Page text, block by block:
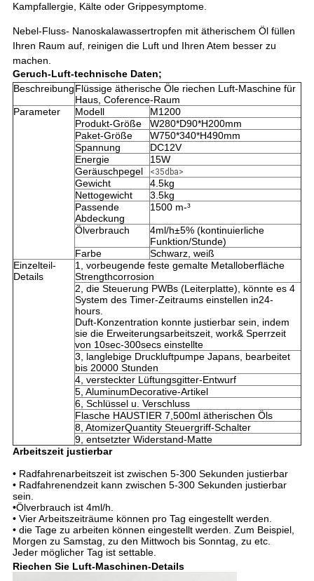
Kampfallergie, Kälte oder Grippesymptome.
Nebel-Fluss- Nanoskalawassertropfen mit ätherischem Öl füllen
Ihren Raum auf, reinigen die Luft und Ihren Atem besser zu
machen.
Geruch-Luft-technische Daten;
BeschreibungFlüssige ätherische Öle riechen Luft-Maschine für
Haus, Coference-Raum
Parameter
Modell
M1200
Produkt-Größe
W280*D90*H200mm
Paket-Größe
W750*340*H490mm
Spannung
DC12V
Energie
15W
Geräuschpegel
<35dba>
Gewicht
4.5kg
Nettogewicht
3.5kg
Passende
Abdeckung
1500 m-³
Ölverbrauch
4ml/h±5% (kontinuierliche
Funktion/Stunde)
Farbe
Schwarz, weiß
Einzelteil-
Details
1, vorbeugende feste gemalte Metalloberfläche
Strengthcorrosion
2, die Steuerung PWBs (Leiterplatte), könnte es 4
System des Timer-Zeitraums einstellen in24-
hours.
Duft-Konzentration konnte justierbar sein, indem
sie die Erweiterungsarbeitszeit, work& Sperrzeit
von 10sec-300secs einstellte
3, langlebige Druckluftpumpe Japans, bearbeitet
bis 20000 Stunden
4, versteckter Lüftungsgitter-Entwurf
5, AluminumDecorative-Artikel
6, Schlüssel u. Verschluss
Flasche HAUSTIER 7,500ml ätherischen Öls
8, AtomizerQuantity Steuergriff-Schalter
9, entsetzter Widerstand-Matte
Arbeitszeit justierbar
• Radfahrenarbeitszeit ist zwischen 5-300 Sekunden justierbar
• Radfahrenendzeit kann zwischen 5-300 Sekunden justierbar
sein.
•Ölverbrauch ist 4ml/h.
• Vier Arbeitszeiträume können pro Tag eingestellt werden.
• die Tage zu arbeiten können eingestellt werden. Zum Beispiel,
Morgen zu Samstag, zu den Mittwoch bis Sonntag, zu etc.
Jeder möglicher Tag ist settable.
Riechen Sie Luft-Maschinen-Details